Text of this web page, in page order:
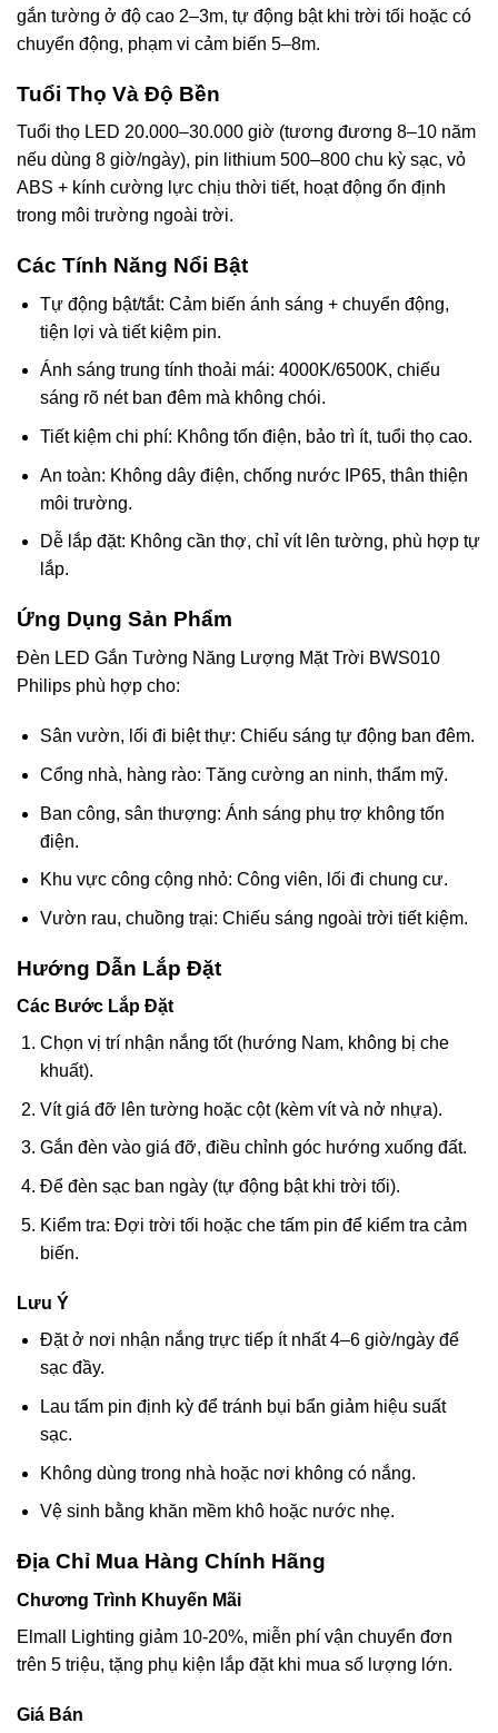
gắn tường ở độ cao 2–3m, tự động bật khi trời tối hoặc có
chuyển động, phạm vi cảm biến 5–8m.
Tuổi Thọ Và Độ Bền
Tuổi thọ LED 20.000–30.000 giờ (tương đương 8–10 năm
nếu dùng 8 giờ/ngày), pin lithium 500–800 chu kỳ sạc, vỏ
ABS + kính cường lực chịu thời tiết, hoạt động ổn định
trong môi trường ngoài trời.
Các Tính Năng Nổi Bật
Tự động bật/tắt: Cảm biến ánh sáng + chuyển động,
tiện lợi và tiết kiệm pin.
Ánh sáng trung tính thoải mái: 4000K/6500K, chiếu
sáng rõ nét ban đêm mà không chói.
Tiết kiệm chi phí: Không tốn điện, bảo trì ít, tuổi thọ cao.
An toàn: Không dây điện, chống nước IP65, thân thiện
môi trường.
Dễ lắp đặt: Không cần thợ, chỉ vít lên tường, phù hợp tự
lắp.
Ứng Dụng Sản Phẩm
Đèn LED Gắn Tường Năng Lượng Mặt Trời BWS010
Philips phù hợp cho:
Sân vườn, lối đi biệt thự: Chiếu sáng tự động ban đêm.
Cổng nhà, hàng rào: Tăng cường an ninh, thẩm mỹ.
Ban công, sân thượng: Ánh sáng phụ trợ không tốn
điện.
Khu vực công cộng nhỏ: Công viên, lối đi chung cư.
Vườn rau, chuồng trại: Chiếu sáng ngoài trời tiết kiệm.
Hướng Dẫn Lắp Đặt
Các Bước Lắp Đặt
Chọn vị trí nhận nắng tốt (hướng Nam, không bị che
khuất).
Vít giá đỡ lên tường hoặc cột (kèm vít và nở nhựa).
Gắn đèn vào giá đỡ, điều chỉnh góc hướng xuống đất.
Để đèn sạc ban ngày (tự động bật khi trời tối).
Kiểm tra: Đợi trời tối hoặc che tấm pin để kiểm tra cảm
biến.
Lưu Ý
Đặt ở nơi nhận nắng trực tiếp ít nhất 4–6 giờ/ngày để
sạc đầy.
Lau tấm pin định kỳ để tránh bụi bẩn giảm hiệu suất
sạc.
Không dùng trong nhà hoặc nơi không có nắng.
Vệ sinh bằng khăn mềm khô hoặc nước nhẹ.
Địa Chỉ Mua Hàng Chính Hãng
Chương Trình Khuyến Mãi
Elmall Lighting giảm 10-20%, miễn phí vận chuyển đơn
trên 5 triệu, tặng phụ kiện lắp đặt khi mua số lượng lớn.
Giá Bán